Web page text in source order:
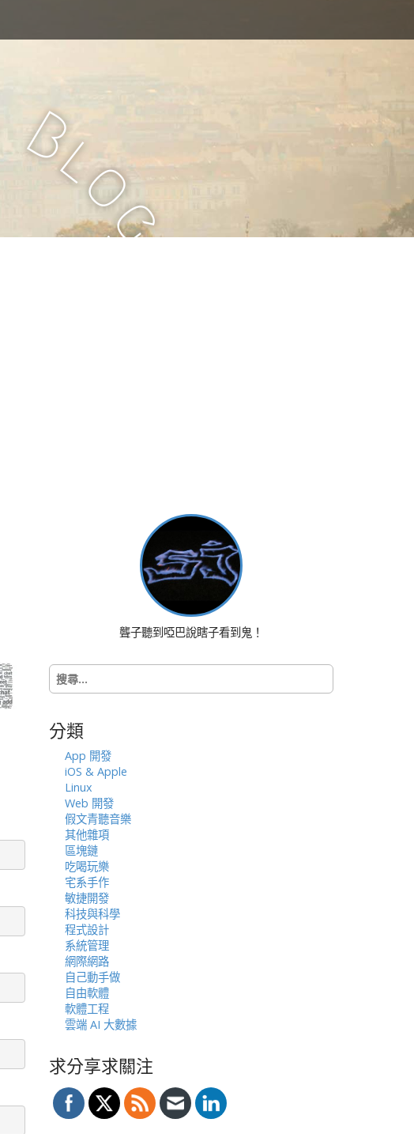
B
l
o
g
聾子聽到啞巴說瞎子看到鬼！
搜
尋
字:
分類
App 開發
iOS & Apple
Linux
Web 開發
假文青聽音樂
其他雜項
區塊鏈
吃喝玩樂
宅系手作
敏捷開發
科技與科學
程式設計
系統管理
網際網路
自己動手做
自由軟體
軟體工程
雲端 AI 大數據
求分享求關注